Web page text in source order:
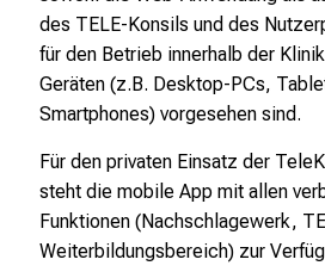
des TELE-Konsils und des
für den Betrieb innerhalb der
Geräten (z.B. Desktop-PCs,
Smartphones) vorgesehen sind.
Für den privaten Einsatz der
steht die mobile App mit allen
Funktionen (Nachschlagewerk,
Weiterbildungsbereich) zur